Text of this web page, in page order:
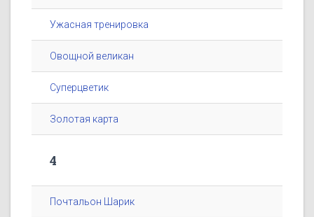
Ужасная тренировка
Овощной великан
Суперцветик
Золотая карта
4
Почтальон Шарик